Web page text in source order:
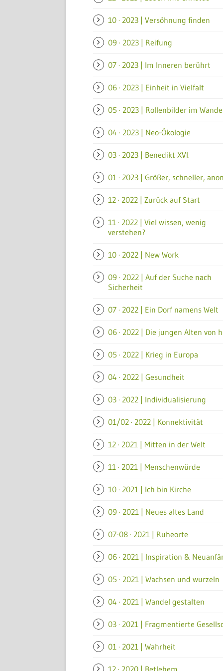
10 · 2023 | Versöhnung finden
09 · 2023 | Reifung
07 · 2023 | Im Inneren berührt
06 · 2023 | Einheit in Vielfalt
05 · 2023 | Rollenbilder im
04 · 2023 | Neo-Ökologie
03 · 2023 | Benedikt XVI.
01 · 2023 | Größer, schneller,
12 · 2022 | Zurück auf Start
11 · 2022 | Viel wissen, wenig
verstehen?
10 · 2022 | New Work
09 · 2022 | Auf der Suche nach
Sicherheit
07 · 2022 | Ein Dorf namens Welt
06 · 2022 | Die jungen Alten von
05 · 2022 | Krieg in Europa
04 · 2022 | Gesundheit
03 · 2022 | Individualisierung
01/02 · 2022 | Konnektivität
12 · 2021 | Mitten in der Welt
11 · 2021 | Menschenwürde
10 · 2021 | Ich bin Kirche
09 · 2021 | Neues altes Land
07-08 · 2021 | Ruheorte
06 · 2021 | Inspiration &
05 · 2021 | Wachsen und wurzeln
04 · 2021 | Wandel gestalten
03 · 2021 | Fragmentierte
01 · 2021 | Wahrheit
12 · 2020 | Betlehem